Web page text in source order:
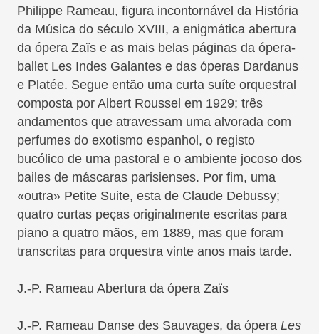
Philippe Rameau, figura incontornável da História
da Música do século XVIII, a enigmática abertura
da ópera Zaïs e as mais belas páginas da ópera-
ballet Les Indes Galantes e das óperas Dardanus
e Platée. Segue então uma curta suíte orquestral
composta por Albert Roussel em 1929; três
andamentos que atravessam uma alvorada com
perfumes do exotismo espanhol, o registo
bucólico de uma pastoral e o ambiente jocoso dos
bailes de máscaras parisienses. Por fim, uma
«outra» Petite Suite, esta de Claude Debussy;
quatro curtas peças originalmente escritas para
piano a quatro mãos, em 1889, mas que foram
transcritas para orquestra vinte anos mais tarde.
J.-P. Rameau Abertura da ópera Zaïs
J.-P. Rameau Danse des Sauvages, da ópera Les